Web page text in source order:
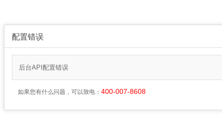
配置错误
后台API配置错误
如果您有什么问题，可以致电： 400-007-8608